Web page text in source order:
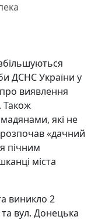
ДСНС України у
виявлення
Також
які не
«дачний
пічним
міста
виникло 2
вул. Донецька